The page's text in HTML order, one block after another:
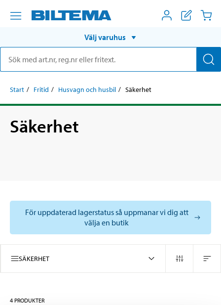
Välj varuhus
Start Fritid Husvagn och husbil Säkerhet
Säkerhet
För uppdaterad lagerstatus så uppmanar vi dig att
välja en butik
SÄKERHET
4 PRODUKTER